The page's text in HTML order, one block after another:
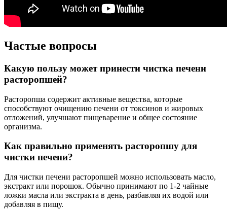
Частые вопросы
Какую пользу может принести чистка печени
расторопшей?
Расторопша содержит активные вещества, которые
способствуют очищению печени от токсинов и жировых
отложений, улучшают пищеварение и общее состояние
организма.
Как правильно применять расторопшу для
чистки печени?
Для чистки печени расторопшей можно использовать масло,
экстракт или порошок. Обычно принимают по 1-2 чайные
ложки масла или экстракта в день, разбавляя их водой или
добавляя в пищу.